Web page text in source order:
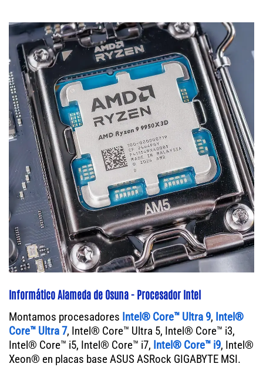
Informático Alameda de Osuna - Procesador Intel
Montamos procesadores Intel® Core™ Ultra 9, Intel®
Core™ Ultra 7, Intel® Core™ Ultra 5, Intel® Core™ i3,
Intel® Core™ i5, Intel® Core™ i7, Intel® Core™ i9, Intel®
Xeon® en placas base ASUS ASRock GIGABYTE MSI.